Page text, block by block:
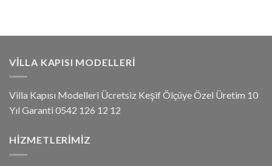
VILLA KAPISI MODELLERI
Villa Kapısı Modelleri Ücretsiz Keşif Ölçüye Özel Üretim 10
Yıl Garanti 0542 126 12 12
HIZMETLERIMIZ